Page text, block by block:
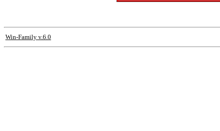
Win-Family v.6.0